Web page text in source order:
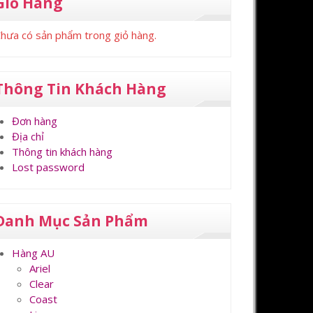
có sản phẩm trong giỏ hàng.
Tin Khách Hàng
Đơn hàng
Địa chỉ
Thông tin khách hàng
Lost password
Mục Sản Phẩm
Hàng AU
Ariel
Clear
Coast